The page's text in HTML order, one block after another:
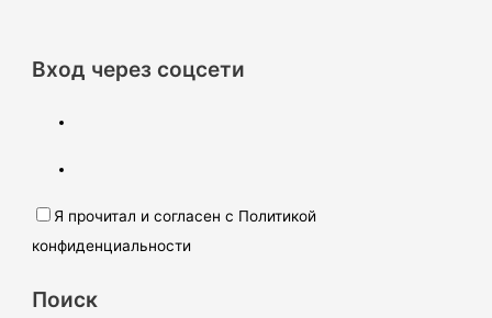
Вход через соцсети
Я прочитал и согласен с Политикой
конфиденциальности
Поиск